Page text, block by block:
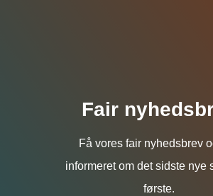
Fair
Få vores fair nyhedsbrev
informeret om det sidste nye
første.